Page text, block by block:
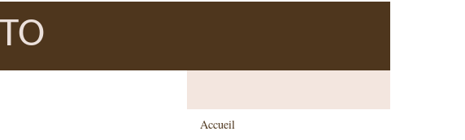
Accueil